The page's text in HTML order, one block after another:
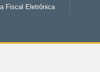
Fiscal Eletrônica